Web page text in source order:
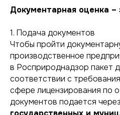
Документарная оценка –
1. Подача документов
Чтобы пройти
производственное
в Росприроднадзор пакет
соответствии с
сфере лицензирования по
документов подается через